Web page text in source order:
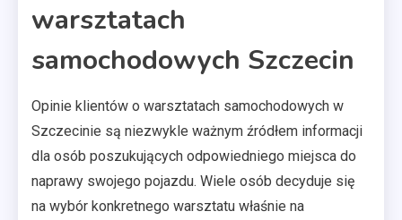
warsztatach
samochodowych Szczecin
Opinie klientów o warsztatach samochodowych w
Szczecinie są niezwykle ważnym źródłem informacji
dla osób poszukujących odpowiedniego miejsca do
naprawy swojego pojazdu. Wiele osób decyduje się
na wybór konkretnego warsztatu właśnie na